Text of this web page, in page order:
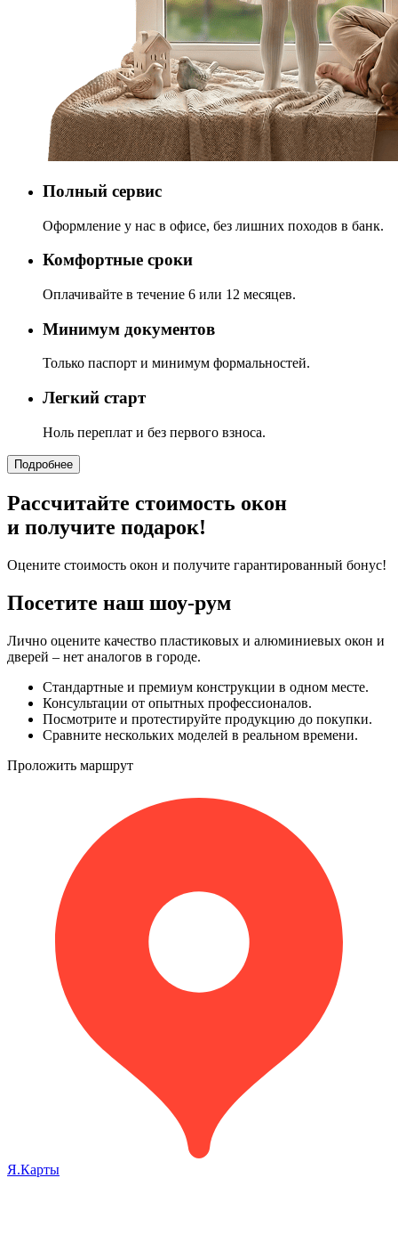
Полный сервис
Оформление у нас в офисе, без лишних походов в банк.
Комфортные сроки
Оплачивайте в течение 6 или 12 месяцев.
Минимум документов
Только паспорт и минимум формальностей.
Легкий старт
Ноль переплат и без первого взноса.
Подробнее
Рассчитайте стоимость окон
и получите подарок!
Оцените стоимость окон и получите гарантированный бонус!
Посетите наш шоу-рум
Лично оцените качество пластиковых и алюминиевых окон и
дверей – нет аналогов в городе.
Стандартные и премиум конструкции в одном месте.
Консультации от опытных профессионалов.
Посмотрите и протестируйте продукцию до покупки.
Сравните нескольких моделей в реальном времени.
Проложить маршрут
Я.Карты